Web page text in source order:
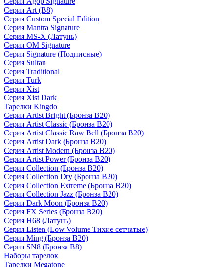
Серия Art (B8)
Серия Custom Special Edition
Серия Mantra Signature
Серия MS-X (Латунь)
Серия OM Signature
Серия Signature (Подписные)
Серия Sultan
Серия Traditional
Серия Turk
Серия Xist
Серия Xist Dark
Тарелки Kingdo
Серия Artist Bright (Бронза B20)
Серия Artist Classic (Бронза B20)
Серия Artist Classic Raw Bell (Бронза B20)
Серия Artist Dark (Бронза B20)
Серия Artist Modern (Бронза B20)
Серия Artist Power (Бронза B20)
Серия Collection (Бронза B20)
Серия Collection Dry (Бронза B20)
Серия Collection Extreme (Бронза B20)
Серия Collection Jazz (Бронза B20)
Серия Dark Moon (Бронза B20)
Серия FX Series (Бронза B20)
Серия H68 (Латунь)
Серия Listen (Low Volume Тихие сетчатые)
Серия Ming (Бронза B20)
Серия SN8 (Бронза B8)
Наборы тарелок
Тарелки Megatone